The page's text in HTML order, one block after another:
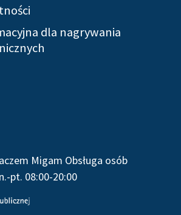
dla nagrywania
Migam Obsługa osób
pt. 08:00-20:00